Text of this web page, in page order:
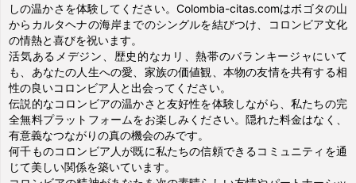
しの温かさを体験してください。Colombia-citas.comはボゴタの山
からカルタヘナの海岸までのシングルを結びつけ、コロンビア文化
の情熱と喜びを祝います。
活気あるメデジン、歴史的なカリ、熱帯のバランキージャにいて
も、あなたの人生への愛、家族の価値観、本物の友情を共有する相
性の良いコロンビア人と出会ってください。
伝説的なコロンビアの温かさと友好性を体験しながら、私たちの完
全無料プラットフォームをお楽しみください。隠れた料金はなく、
有意義なつながりの真の機会のみです。
何千ものコロンビア人が既に私たちの信頼できるコミュニティを通
じて美しい関係を築いています。